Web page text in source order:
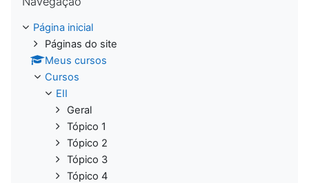
Página inicial
Páginas do site
Meus cursos
Cursos
EII
Geral
Tópico 1
Tópico 2
Tópico 3
Tópico 4